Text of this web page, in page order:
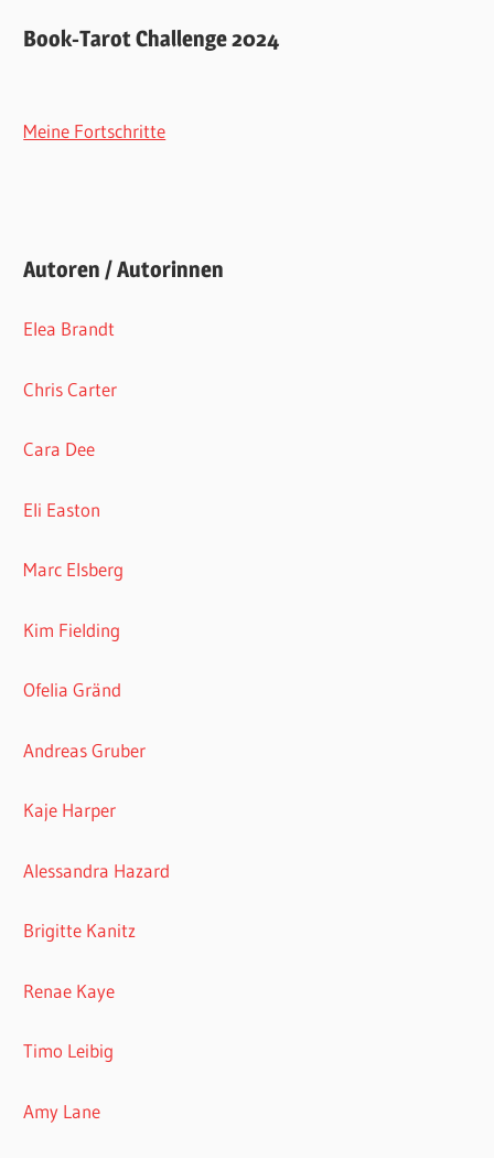
Book-Tarot Challenge 2024
Meine Fortschritte
Autoren / Autorinnen
Elea Brandt
Chris Carter
Cara Dee
Eli Easton
Marc Elsberg
Kim Fielding
Ofelia Gränd
Andreas Gruber
Kaje Harper
Alessandra Hazard
Brigitte Kanitz
Renae Kaye
Timo Leibig
Amy Lane